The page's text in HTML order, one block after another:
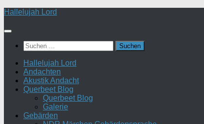
Zum
springen
Hallelujah Lord
Suchen
nach:
Hallelujah Lord
Andachten
Akustik Andacht
Querbeet Blog
Querbeet Blog
Galerie
Gebärden